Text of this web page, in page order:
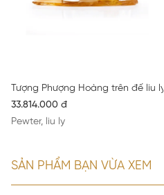
Tượng Phượng Hoàng trên đế liu ly
33.814.000 đ
Pewter, liu ly
SẢN PHẨM BẠN VỪA XEM